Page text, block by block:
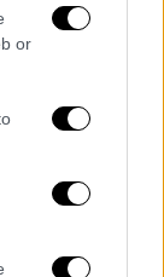
or
να
ο ΣΥΡΙΖΑ
και
ο κ.
που
λένε